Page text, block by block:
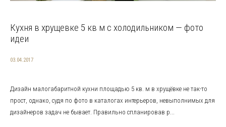
Кухня в хрущевке 5 кв м с холодильником — фото
идеи
03.04.2017
Дизайн малогабаритной кухни площадью 5 кв. м в хрущёвке не так-то
прост, однако, судя по фото в каталогах интерьеров, невыполнимых для
дизайнеров задач не бывает. Правильно спланировав р...